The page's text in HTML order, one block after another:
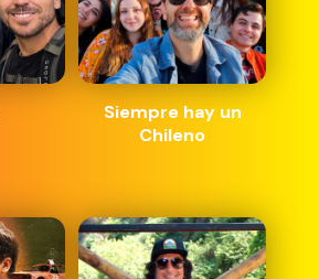
Siempre hay un
Chileno